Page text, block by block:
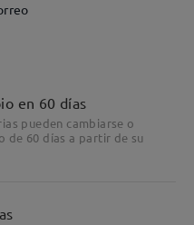
en 60 días
pueden cambiarse o
de 60 días a partir de su